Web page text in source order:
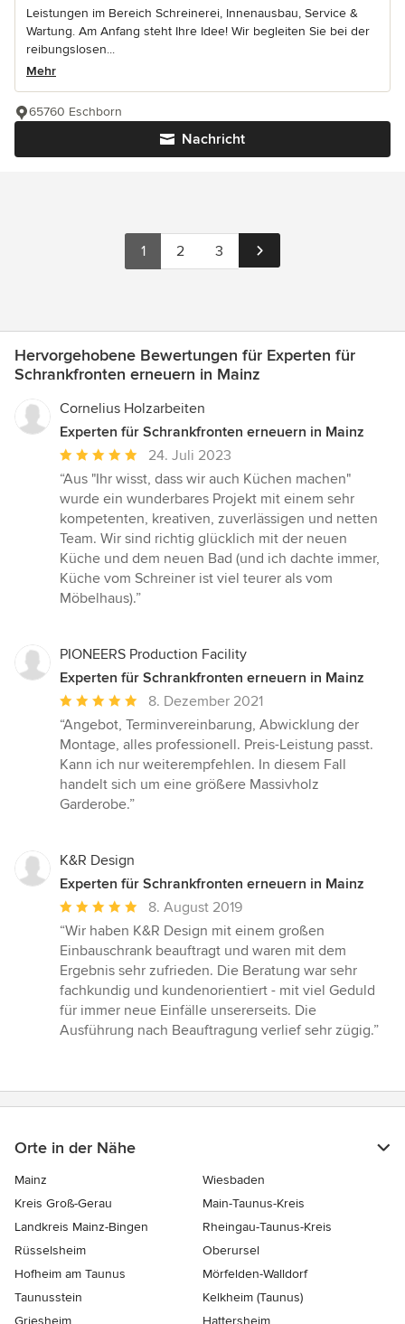
Leistungen im Bereich Schreinerei, Innenausbau, Service &
Wartung. Am Anfang steht Ihre Idee! Wir begleiten Sie bei der
reibungslosen...
Mehr
Nachricht
65760 Eschborn
1 2 3
Hervorgehobene Bewertungen für Experten für
Schrankfronten erneuern in Mainz
Cornelius Holzarbeiten
Experten für Schrankfronten erneuern in Mainz
Durchschnittliche
Bewertung:
5
von
5
Sternen
24. Juli 2023
“Aus "Ihr wisst, dass wir auch Küchen machen"
wurde ein wunderbares Projekt mit einem sehr
kompetenten, kreativen, zuverlässigen und netten
Team. Wir sind richtig glücklich mit der neuen
Küche und dem neuen Bad (und ich dachte immer,
Küche vom Schreiner ist viel teurer als vom
Möbelhaus).”
PIONEERS Production Facility
Experten für Schrankfronten erneuern in Mainz
Durchschnittliche
Bewertung:
5
von
5
Sternen
8. Dezember 2021
“Angebot, Terminvereinbarung, Abwicklung der
Montage, alles professionell. Preis-Leistung passt.
Kann ich nur weiterempfehlen. In diesem Fall
handelt sich um eine größere Massivholz
Garderobe.”
K&R Design
Experten für Schrankfronten erneuern in Mainz
Durchschnittliche
Bewertung:
5
von
5
Sternen
8. August 2019
“Wir haben K&R Design mit einem großen
Einbauschrank beauftragt und waren mit dem
Ergebnis sehr zufrieden. Die Beratung war sehr
fachkundig und kundenorientiert - mit viel Geduld
für immer neue Einfälle unsererseits. Die
Ausführung nach Beauftragung verlief sehr zügig.”
Orte in der Nähe
Mainz
Wiesbaden
Kreis Groß-Gerau
Main-Taunus-Kreis
Landkreis Mainz-Bingen
Rheingau-Taunus-Kreis
Rüsselsheim
Oberursel
Hofheim am Taunus
Mörfelden-Walldorf
Taunusstein
Kelkheim (Taunus)